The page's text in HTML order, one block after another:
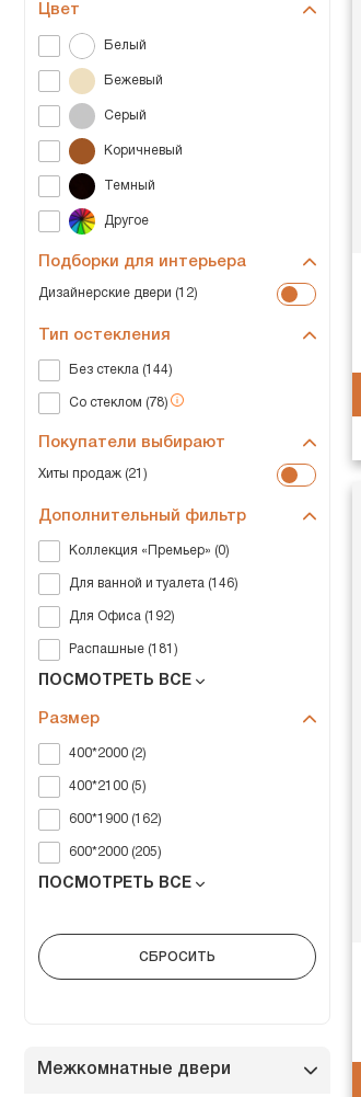
Цвет
Подборки для интерьера
Дизайнерские двери (12)
Тип остекления
Без стекла (144)
Со стеклом (78)
Покупатели выбирают
Хиты продаж (21)
Дополнительный фильтр
Коллекция «Премьер» (0)
Для ванной и туалета (146)
Для Офиса (192)
Распашные (181)
ПОСМОТРЕТЬ ВСЕ
Размер
400*2000 (2)
400*2100 (5)
600*1900 (162)
600*2000 (205)
ПОСМОТРЕТЬ ВСЕ
Межкомнатные двери